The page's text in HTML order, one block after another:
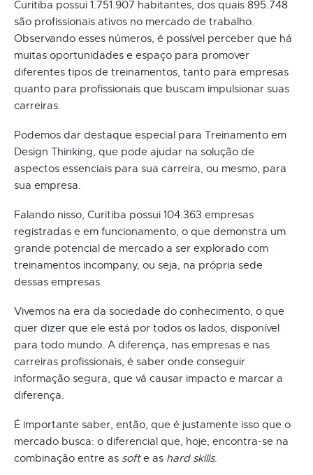
Curitiba possui 1.751.907 habitantes, dos quais 895.748
são profissionais ativos no mercado de trabalho.
Observando esses números, é possível perceber que há
muitas oportunidades e espaço para promover
diferentes tipos de treinamentos, tanto para empresas
quanto para profissionais que buscam impulsionar suas
carreiras.
Podemos dar destaque especial para Treinamento em
Design Thinking, que pode ajudar na solução de
aspectos essenciais para sua carreira, ou mesmo, para
sua empresa.
Falando nisso, Curitiba possui 104.363 empresas
registradas e em funcionamento, o que demonstra um
grande potencial de mercado a ser explorado com
treinamentos incompany, ou seja, na própria sede
dessas empresas.
Vivemos na era da sociedade do conhecimento, o que
quer dizer que ele está por todos os lados, disponível
para todo mundo. A diferença, nas empresas e nas
carreiras profissionais, é saber onde conseguir
informação segura, que vá causar impacto e marcar a
diferença.
É importante saber, então, que é justamente isso que o
mercado busca: o diferencial que, hoje, encontra-se na
combinação entre as softe as hard skills.